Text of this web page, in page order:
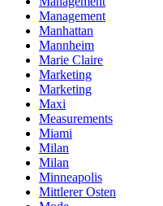
Management
Manhattan
Mannheim
Marie Claire
Marketing
Marketing
Maxi
Measurements
Miami
Milan
Milan
Minneapolis
Mittlerer Osten